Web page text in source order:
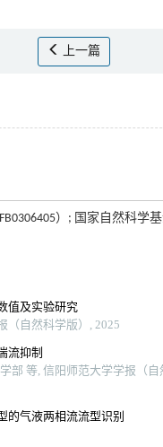
上一篇
）; 国家自然科学